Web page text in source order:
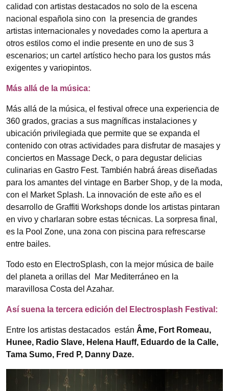
calidad con artistas destacados no solo de la escena
nacional española sino con la presencia de grandes
artistas internacionales y novedades como la apertura a
otros estilos como el indie presente en uno de sus 3
escenarios; un cartel artístico hecho para los gustos más
exigentes y variopintos.
Más allá de la música:
Más allá de la música, el festival ofrece una experiencia de
360 grados, gracias a sus magníficas instalaciones y
ubicación privilegiada que permite que se expanda el
contenido con otras actividades para disfrutar de masajes y
conciertos en Massage Deck, o para degustar delicias
culinarias en Gastro Fest. También habrá áreas diseñadas
para los amantes del vintage en Barber Shop, y de la moda,
con el Market Splash. La innovación de este año es el
desarrollo de Graffiti Workshops donde los artistas pintaran
en vivo y charlaran sobre estas técnicas. La sorpresa final,
es la Pool Zone, una zona con piscina para refrescarse
entre bailes.
Todo esto en ElectroSplash, con la mejor música de baile
del planeta a orillas del Mar Mediterráneo en la
maravillosa Costa del Azahar.
Así suena la tercera edición del Electrosplash Festival:
Entre los artistas destacados están Âme, Fort Romeau,
Hunee, Radio Slave, Helena Hauff, Eduardo de la Calle,
Tama Sumo, Fred P, Danny Daze.